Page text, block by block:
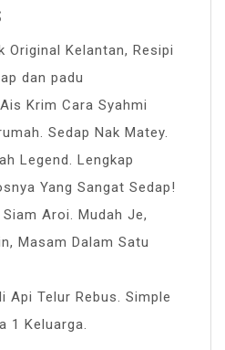
Original Kelantan, Resipi
dan padu
Krim Cara Syahmi
Sedap Nak Matey.
Legend. Lengkap
Yang Sangat Sedap!
Aroi. Mudah Je,
Masam Dalam Satu
Api Telur Rebus. Simple
1 Keluarga.